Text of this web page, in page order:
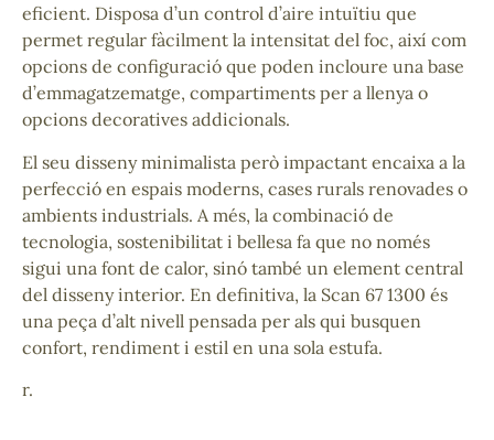
eficient. Disposa d’un control d’aire intuïtiu que
permet regular fàcilment la intensitat del foc, així com
opcions de configuració que poden incloure una base
d’emmagatzematge, compartiments per a llenya o
opcions decoratives addicionals.
El seu disseny minimalista però impactant encaixa a la
perfecció en espais moderns, cases rurals renovades o
ambients industrials. A més, la combinació de
tecnologia, sostenibilitat i bellesa fa que no només
sigui una font de calor, sinó també un element central
del disseny interior. En definitiva, la Scan 67 1300 és
una peça d’alt nivell pensada per als qui busquen
confort, rendiment i estil en una sola estufa.
r.